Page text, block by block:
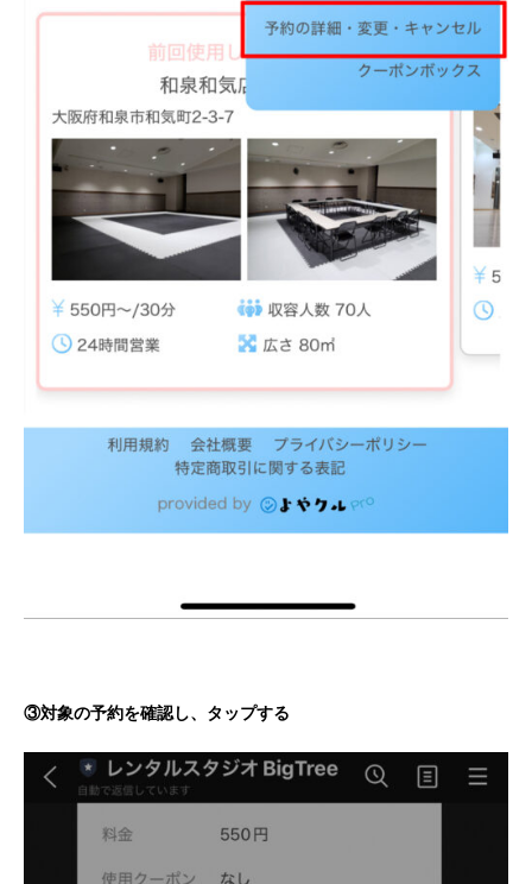
③対象の予約を確認し、タップする